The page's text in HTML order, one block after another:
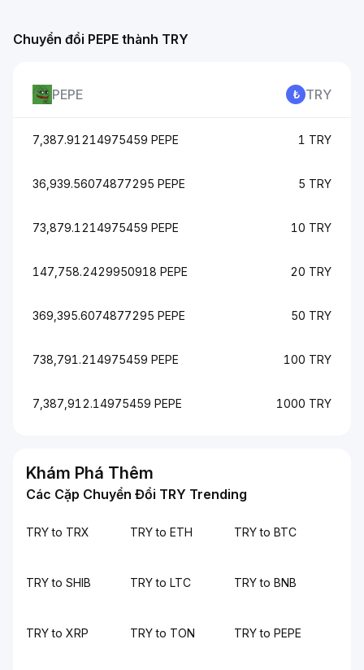
Chuyển đổi PEPE thành TRY
PEPE TRY
7,387.91214975459 PEPE 1 TRY
36,939.56074877295 PEPE 5 TRY
73,879.1214975459 PEPE 10 TRY
147,758.2429950918 PEPE 20 TRY
369,395.6074877295 PEPE 50 TRY
738,791.214975459 PEPE 100 TRY
7,387,912.14975459 PEPE 1000 TRY
Khám Phá Thêm
Các Cặp Chuyển Đổi TRY Trending
TRY to TRX TRY to ETH TRY to BTC
TRY to SHIB TRY to LTC TRY to BNB
TRY to XRP TRY to TON TRY to PEPE